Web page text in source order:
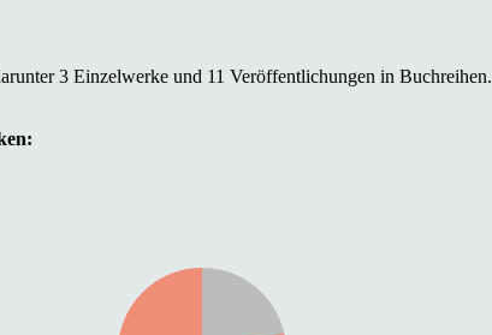
3 Einzelwerke und 11 Veröffentlichungen in Buchreihen.